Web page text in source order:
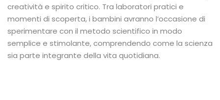
creatività e spirito critico. Tra laboratori pratici e
momenti di scoperta, i bambini avranno l’occasione di
sperimentare con il metodo scientifico in modo
semplice e stimolante, comprendendo come la scienza
sia parte integrante della vita quotidiana.